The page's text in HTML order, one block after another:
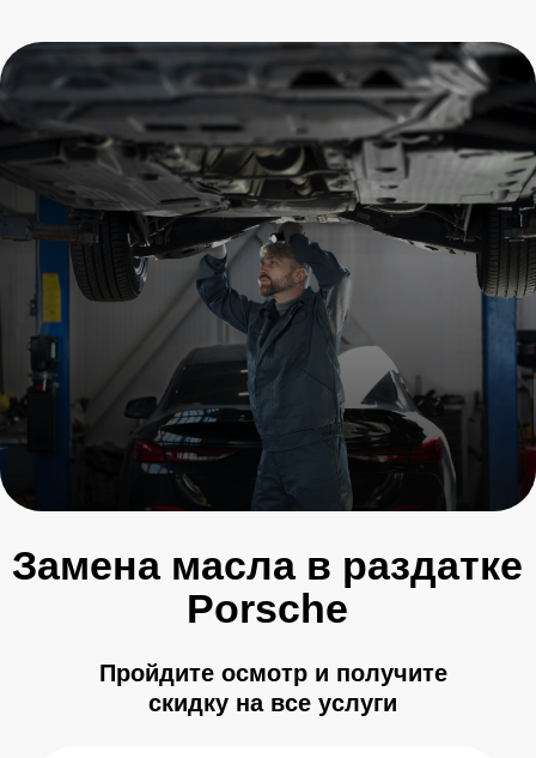
Замена масла в раздатке
Porsche
Пройдите осмотр и получите
скидку на все услуги
+7